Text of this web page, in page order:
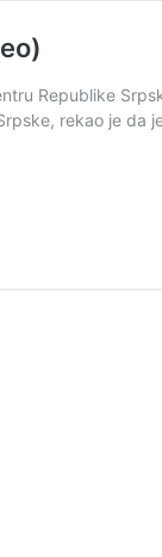
Republike
rekao je da